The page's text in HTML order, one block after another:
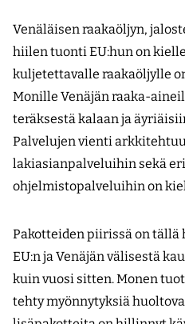
Venäläisen raakaöljyn,
hiilen tuonti EU:hun on
kuljetettavalle raakaöljylle
Monille Venäjän raaka-
teräksestä kalaan ja
Palvelujen vienti
lakiasianpalveluihin sekä
ohjelmistopalveluihin on
Pakotteiden piirissä on
EU:n ja Venäjän välisestä
kuin vuosi sitten. Monen
tehty myönnytyksiä